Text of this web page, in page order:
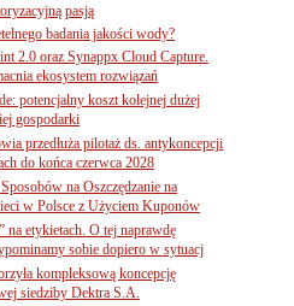
pasją
badania jakości wody?
2.0 oraz Synappx Cloud Capture.
ekosystem rozwiązań
potencjalny koszt kolejnej dużej
gospodarki
przedłuża pilotaż ds. antykoncepcji
do końca czerwca 2028
na Oszczędzanie na
w Polsce z Użyciem Kuponów
na etykietach. O tej naprawdę
sobie dopiero w sytuacj
kompleksową koncepcję
siedziby Dektra S.A.